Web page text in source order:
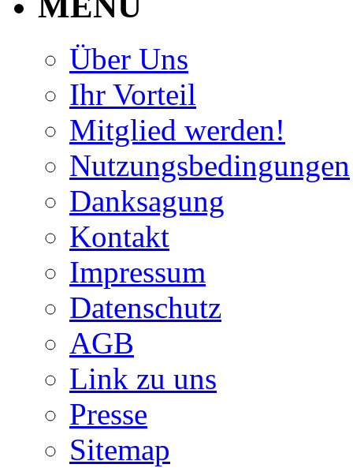
Über Uns
Ihr Vorteil
Mitglied werden!
Nutzungsbedingungen
Danksagung
Kontakt
Impressum
Datenschutz
AGB
Link zu uns
Presse
Sitemap